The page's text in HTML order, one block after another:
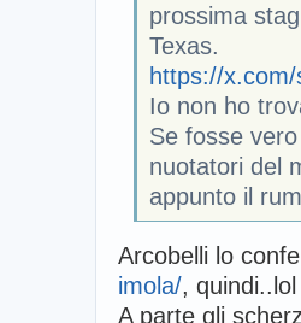
prossima
Texas.
https://
Io non ho
Se fosse
nuotatori del
appunto il
Arcobelli lo
imola/, quindi..lol
A parte gli